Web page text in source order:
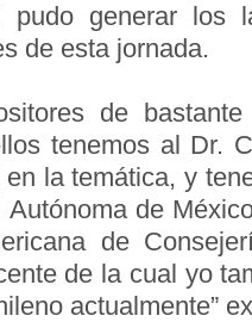
pudo generar los
de esta jornada.
de
tenemos al Dr.
la temática, y
de
de
de la cual yo
actualmente”